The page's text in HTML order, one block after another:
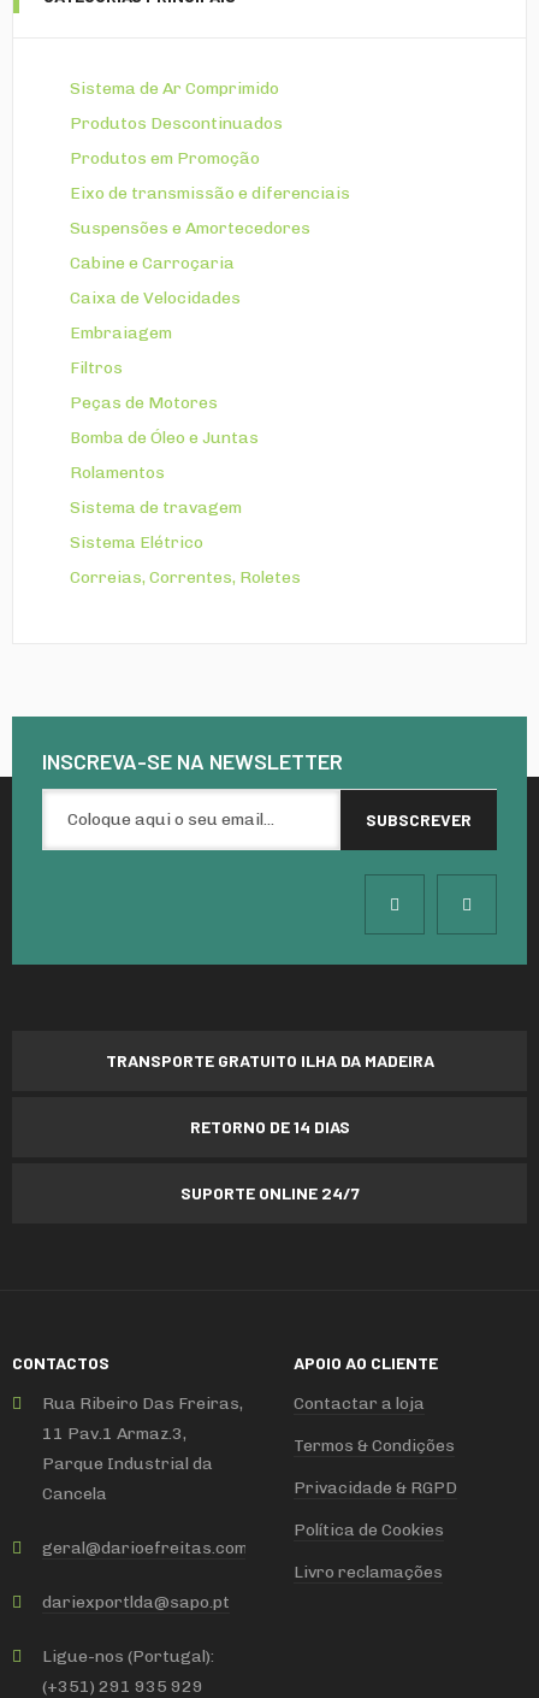
Sistema de Ar Comprimido
Produtos Descontinuados
Produtos em Promoção
Eixo de transmissão e diferenciais
Suspensões e Amortecedores
Cabine e Carroçaria
Caixa de Velocidades
Embraiagem
Filtros
Peças de Motores
Bomba de Óleo e Juntas
Rolamentos
Sistema de travagem
Sistema Elétrico
Correias, Correntes, Roletes
INSCREVA-SE NA NEWSLETTER
TRANSPORTE GRATUITO ILHA DA MADEIRA
RETORNO DE 14 DIAS
SUPORTE ONLINE 24/7
CONTACTOS
Rua Ribeiro Das Freiras,
11 Pav.1 Armaz.3,
Parque Industrial da
Cancela
geral@darioefreitas.com
dariexportlda@sapo.pt
Ligue-nos (Portugal):
(+351) 291 935 929
APOIO AO CLIENTE
Contactar a loja
Termos & Condições
Privacidade & RGPD
Política de Cookies
Livro reclamações